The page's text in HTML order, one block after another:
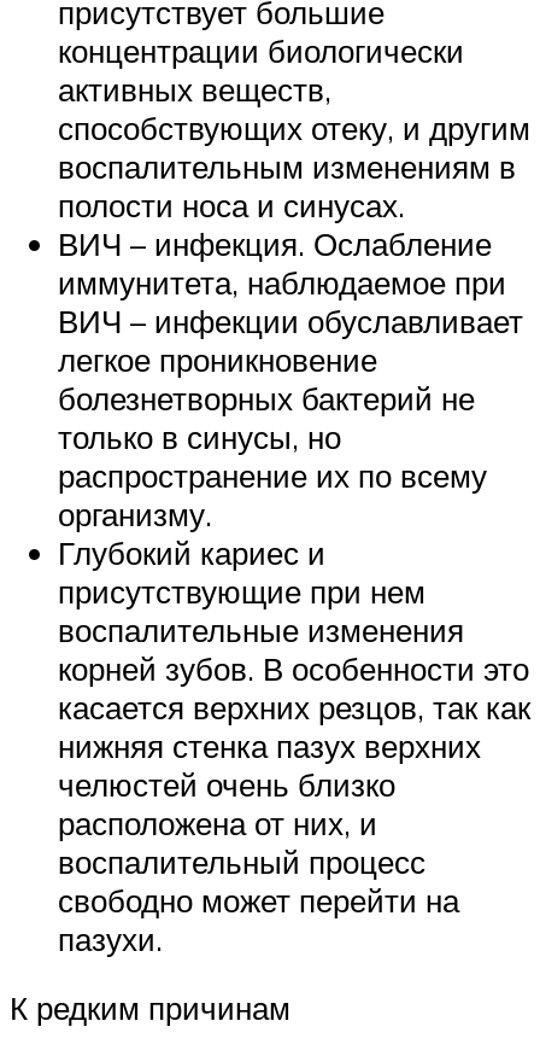
присутствует большие
концентрации биологически
активных веществ,
способствующих отеку, и другим
воспалительным изменениям в
полости носа и синусах.
ВИЧ – инфекция. Ослабление
иммунитета, наблюдаемое при
ВИЧ – инфекции обуславливает
легкое проникновение
болезнетворных бактерий не
только в синусы, но
распространение их по всему
организму.
Глубокий кариес и
присутствующие при нем
воспалительные изменения
корней зубов. В особенности это
касается верхних резцов, так как
нижняя стенка пазух верхних
челюстей очень близко
расположена от них, и
воспалительный процесс
свободно может перейти на
пазухи.
К редким причинам